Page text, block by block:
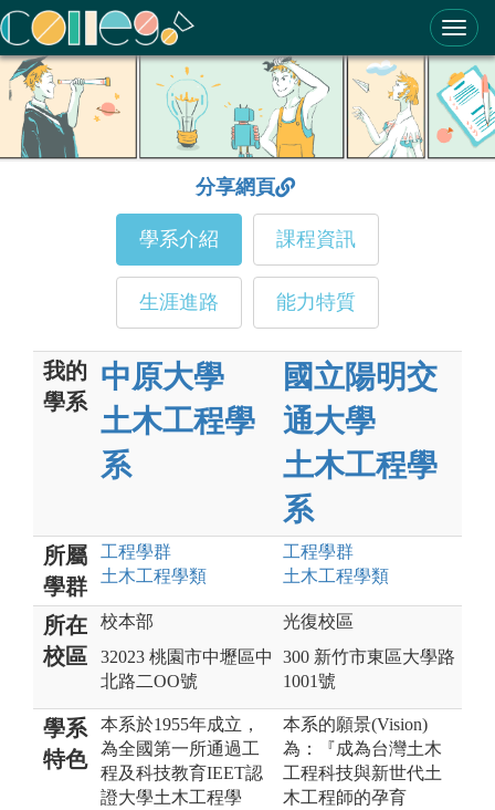
ColleGo! 大學選才與高中育才輔助系統
分享網頁
學系介紹 課程資訊
生涯進路 能力特質
我的
學系
中原大學
土木工程學
系
國立陽明交
通大學
土木工程學
系
所屬
學群
工程學群
土木工程學類
工程學群
土木工程學類
所在
校區
校本部
32023 桃園市中壢區中
北路二OO號
光復校區
300 新竹市東區大學路
1001號
學系
特色
本系於1955年成立，
為全國第一所通過工
程及科技教育IEET認
證大學土木工程學
本系的願景(Vision)
為：『成為台灣土木
工程科技與新世代土
木工程師的孕育